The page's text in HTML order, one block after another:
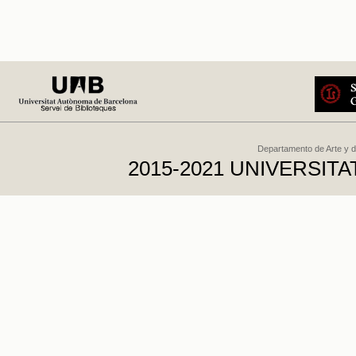
Departamento de Arte y
2015-2021